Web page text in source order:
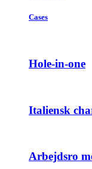
Cases
Hole-in-one
Italiensk
Arbejdsro